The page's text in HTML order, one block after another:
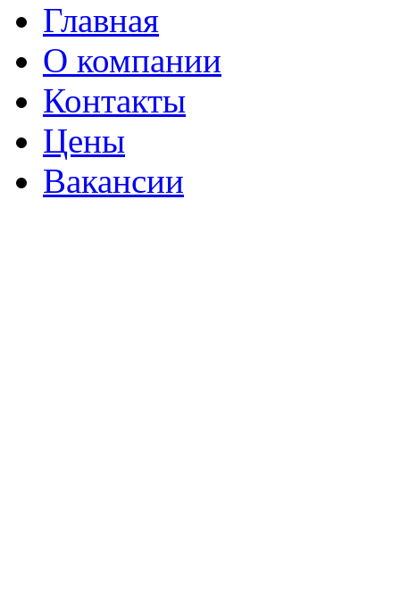
Главная
О компании
Контакты
Цены
Вакансии